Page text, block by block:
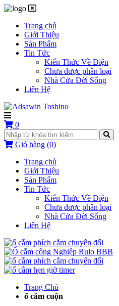
Trang chủ
Giới Thiệu
Sản Phẩm
Tin Tức
Kiến Thức Về Điện
Chưa được phân loại
Nhà Cửa Đời Sống
Liên Hệ
0
Giỏ hàng (0)
Trang chủ
Giới Thiệu
Sản Phẩm
Tin Tức
Kiến Thức Về Điện
Chưa được phân loại
Nhà Cửa Đời Sống
Liên Hệ
Trang Chủ
ổ cắm cuộn